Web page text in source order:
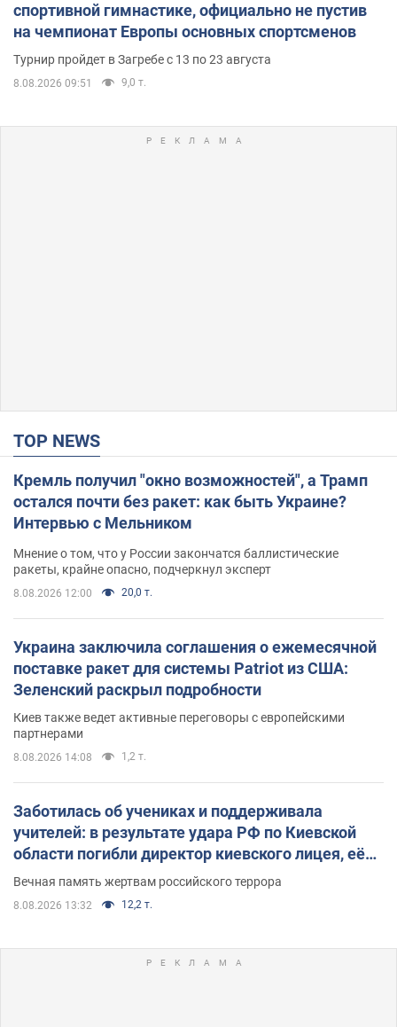
спортивной гимнастике, официально не пустив
на чемпионат Европы основных спортсменов
Турнир пройдет в Загребе с 13 по 23 августа
8.08.2026 09:51 9,0 т.
TOP NEWS
Кремль получил "окно возможностей", а Трамп
остался почти без ракет: как быть Украине?
Интервью с Мельником
Мнение о том, что у России закончатся баллистические
ракеты, крайне опасно, подчеркнул эксперт
8.08.2026 12:00 20,0 т.
Украина заключила соглашения о ежемесячной
поставке ракет для системы Patriot из США:
Зеленский раскрыл подробности
Киев также ведет активные переговоры с европейскими
партнерами
8.08.2026 14:08 1,2 т.
Заботилась об учениках и поддерживала
учителей: в результате удара РФ по Киевской
области погибли директор киевского лицея, её
муж и внук
Вечная память жертвам российского террора
8.08.2026 13:32 12,2 т.